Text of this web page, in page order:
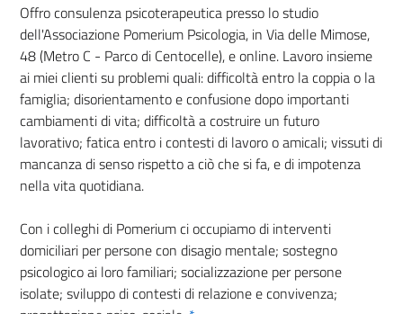
Offro consulenza psicoterapeutica presso lo studio
dell'Associazione Pomerium Psicologia, in Via delle Mimose,
48 (Metro C - Parco di Centocelle), e online. Lavoro insieme
ai miei clienti su problemi quali: difficoltà entro la coppia o la
famiglia; disorientamento e confusione dopo importanti
cambiamenti di vita; difficoltà a costruire un futuro
lavorativo; fatica entro i contesti di lavoro o amicali; vissuti di
mancanza di senso rispetto a ciò che si fa, e di impotenza
nella vita quotidiana.
Con i colleghi di Pomerium ci occupiamo di interventi
domiciliari per persone con disagio mentale; sostegno
psicologico ai loro familiari; socializzazione per persone
isolate; sviluppo di contesti di relazione e convivenza;